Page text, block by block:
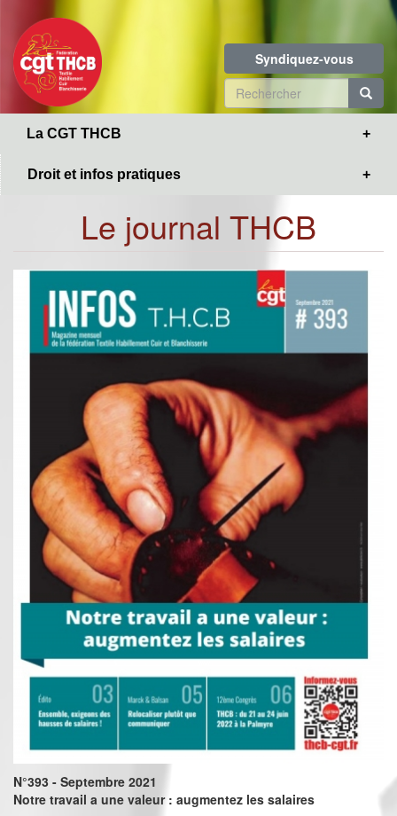
contenu
principal
Syndiquez-vous
Formulaire
de
La CGT THCB
Droit et infos pratiques
Le journal THCB
N°393 - Septembre 2021
Notre travail a une valeur : augmentez les salaires